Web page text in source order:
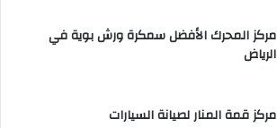
مركز المحرك الأفضل سمكرة ورش بوية في
الرياض
مركز قمة المنار لصيانة السيارات